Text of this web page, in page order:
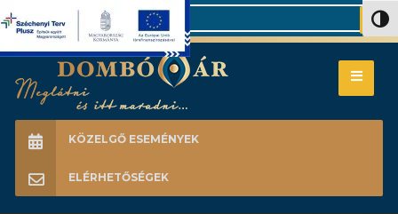
Search
KÖZELGŐ ESEMÉNYEK
ELÉRHETŐSÉGEK